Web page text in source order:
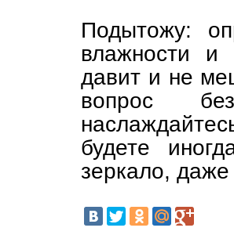
Подытожу:
влажности и
давит и не
вопрос
будете
зеркало, даже